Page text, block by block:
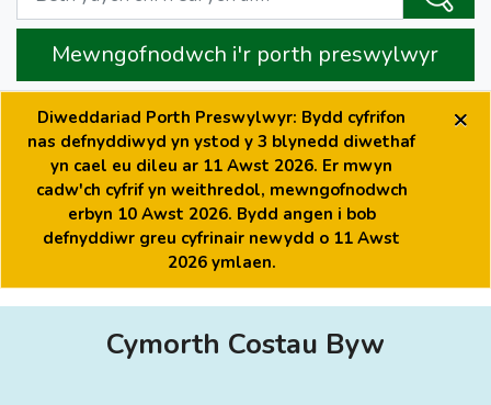
Mewngofnodwch i'r porth preswylwyr
Diweddariad Porth Preswylwyr: Bydd cyfrifon
nas defnyddiwyd yn ystod y 3 blynedd diwethaf
yn cael eu dileu ar 11 Awst 2026. Er mwyn
cadw'ch cyfrif yn weithredol, mewngofnodwch
erbyn 10 Awst 2026. Bydd angen i bob
defnyddiwr greu cyfrinair newydd o 11 Awst
2026 ymlaen.
×
Cymorth Costau Byw